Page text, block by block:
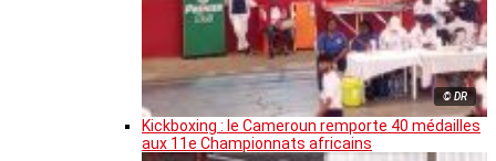
© DR
Kickboxing : le Cameroun remporte 40 médailles
aux 11e Championnats africains